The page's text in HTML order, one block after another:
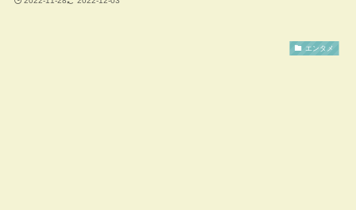
エンタメ